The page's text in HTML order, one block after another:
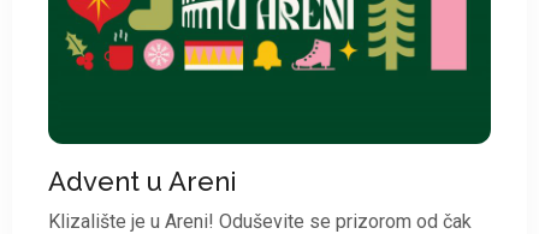
Advent u Areni
Klizalište je u Areni! Oduševite se prizorom od čak
*